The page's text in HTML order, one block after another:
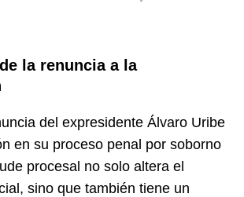
la renuncia a la
del expresidente Álvaro Uribe
en su proceso penal por soborno
procesal no solo altera el
sino que también tiene un